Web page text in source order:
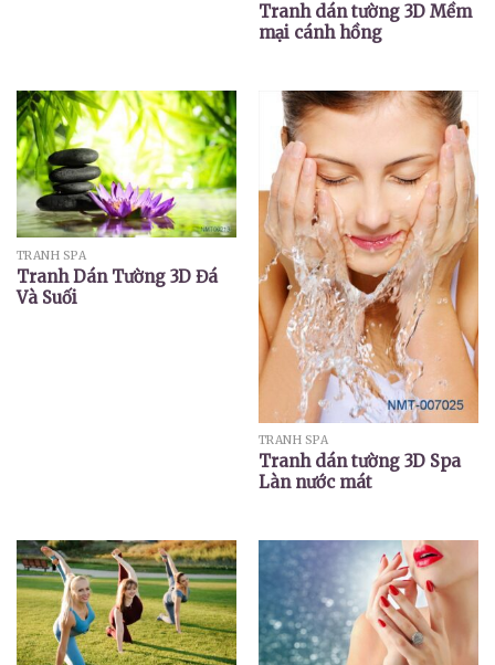
Tranh dán tường 3D Mềm
mại cánh hồng
TRANH SPA
Tranh Dán Tường 3D Đá
Và Suối
TRANH SPA
Tranh dán tường 3D Spa
Làn nước mát